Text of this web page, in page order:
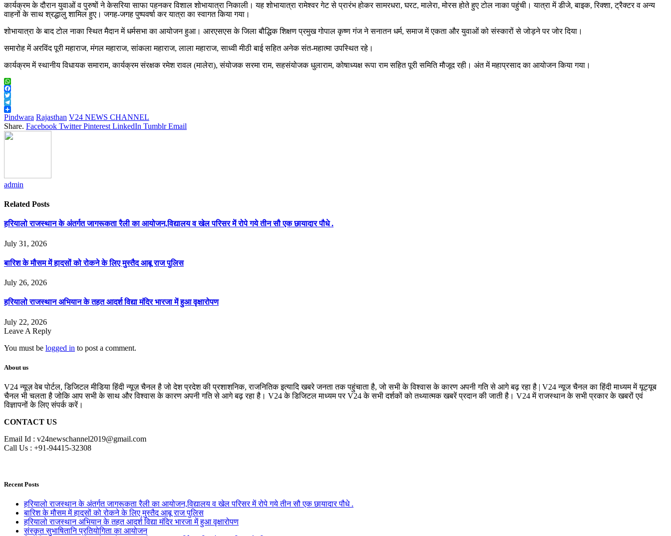
कार्यक्रम के दौरान युवाओं व पुरुषों ने केसरिया साफा पहनकर विशाल शोभायात्रा निकाली। यह शोभायात्रा रामेश्वर गेट से प्रारंभ होकर सामरधरा, घरट, मालेरा, मोरस होते हुए टोल नाका पहुंची। यात्रा में डीजे, बाइक, रिक्शा, ट्रैक्टर व अन्य
वाहनों के साथ श्रद्धालु शामिल हुए। जगह-जगह पुष्पवर्षा कर यात्रा का स्वागत किया गया।
शोभायात्रा के बाद टोल नाका स्थित मैदान में धर्मसभा का आयोजन हुआ। आरएसएस के जिला बौद्धिक शिक्षण प्रमुख गोपाल कृष्ण गंज ने सनातन धर्म, समाज में एकता और युवाओं को संस्कारों से जोड़ने पर जोर दिया।
समारोह में अरविंद पूरी महाराज, मंगल महाराज, सांकला महाराज, लाला महाराज, साध्वी मीठी बाई सहित अनेक संत-महात्मा उपस्थित रहे।
कार्यक्रम में स्थानीय विधायक समाराम, कार्यक्रम संरक्षक रमेश रावल (मालेरा), संयोजक सरमा राम, सहसंयोजक धुलाराम, कोषाध्यक्ष रूपा राम सहित पूरी समिति मौजूद रही। अंत में महाप्रसाद का आयोजन किया गया।
WhatsApp
Facebook
Twitter
Telegram
Share
Pindwara Rajasthan V24 NEWS CHANNEL
Share. Facebook Twitter Pinterest LinkedIn Tumblr Email
admin
Related Posts
हरियालो राजस्थान के अंतर्गत जागरूकता रैली का आयोजन,विद्यालय व खेल परिसर में रोपे गये तीन सौ एक छायादार पौधे .
July 31, 2026
बारिश के मौसम में हादसों को रोकने के लिए मुस्तैद आबू राज पुलिस
July 26, 2026
हरियालो राजस्थान अभियान के तहत आदर्श विद्या मंदिर भारजा में हुआ वृक्षारोपण
July 22, 2026
Leave A Reply
You must be logged in to post a comment.
About us
V24 न्यूज़ वेब पोर्टल, डिजिटल मीडिया हिंदी न्यूज़ चैनल है जो देश प्रदेश की प्रशाशनिक, राजनितिक इत्यादि खबरे जनता तक पहुंचाता है, जो सभी के विश्वास के कारण अपनी गति से आगे बढ़ रहा है | V24 न्यूज चैनल का हिंदी माध्यम में यूट्यूब
चैनल भी चलता है जोकि आप सभी के साथ और विश्वास के कारण अपनी गति से आगे बढ़ रहा है। V24 के डिजिटल माध्यम पर V24 के सभी दर्शकों को तथ्यात्मक खबरें प्रदान की जाती है। V24 में राजस्थान के सभी प्रकार के खबरों एवं
विज्ञापनों के लिए संपर्क करें।
CONTACT US
Email Id : v24newschannel2019@gmail.com
Call Us : +91-94415-32308
Recent Posts
हरियालो राजस्थान के अंतर्गत जागरूकता रैली का आयोजन,विद्यालय व खेल परिसर में रोपे गये तीन सौ एक छायादार पौधे .
बारिश के मौसम में हादसों को रोकने के लिए मुस्तैद आबू राज पुलिस
हरियालो राजस्थान अभियान के तहत आदर्श विद्या मंदिर भारजा में हुआ वृक्षारोपण
संस्कृत सुभाषितानि प्रतियोगिता का आयोजन